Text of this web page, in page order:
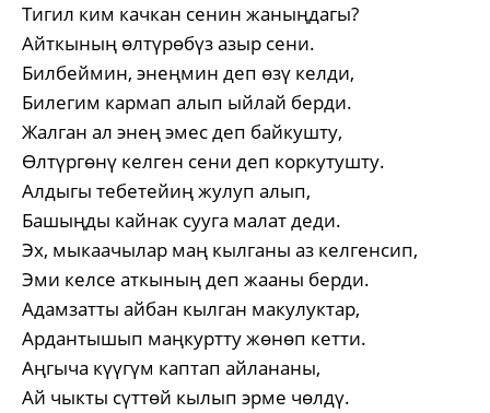
Тигил ким качкан сенин жаныңдагы?
Айткының өлтүрөбүз азыр сени.
Билбеймин, энеңмин деп өзү келди,
Билегим кармап алып ыйлай берди.
Жалган ал энең эмес деп байкушту,
Өлтүргөнү келген сени деп коркутушту.
Алдыгы тебетейиң жулуп алып,
Башыңды кайнак сууга малат деди.
Эх, мыкаачылар маң кылганы аз келгенсип,
Эми келсе аткының деп жааны берди.
Адамзатты айбан кылган макулуктар,
Ардантышып маңкуртту жөнөп кетти.
Аңгыча күүгүм каптап айлананы,
Ай чыкты сүттөй кылып эрме чөлдү.